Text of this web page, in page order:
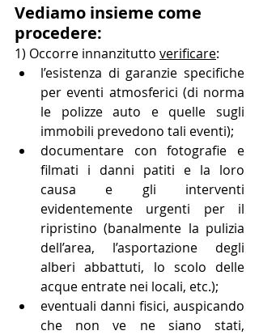
Vediamo insieme come
procedere:
1) Occorre innanzitutto verificare:
l’esistenza di garanzie specifiche
per eventi atmosferici (di norma
le polizze auto e quelle sugli
immobili prevedono tali eventi);
documentare con fotografie e
filmati i danni patiti e la loro
causa e gli interventi
evidentemente urgenti per il
ripristino (banalmente la pulizia
dell’area, l’asportazione degli
alberi abbattuti, lo scolo delle
acque entrate nei locali, etc.);
eventuali danni fisici, auspicando
che non ve ne siano stati,